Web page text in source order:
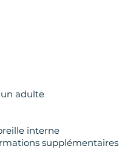
adulte
interne
supplémentaires